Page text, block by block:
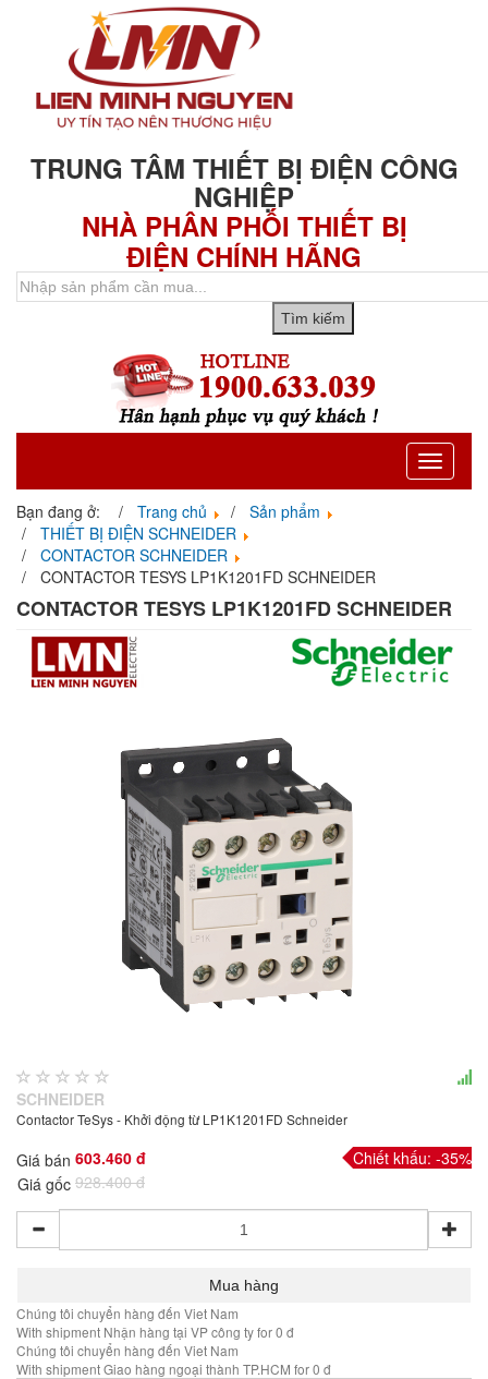
TRUNG TÂM THIẾT BỊ ĐIỆN CÔNG
NGHIỆP
NHÀ PHÂN PHỐI THIẾT BỊ
ĐIỆN CHÍNH HÃNG
Toggle
Bạn đang ở: Trang chủ
Sản phẩm
THIẾT BỊ ĐIỆN SCHNEIDER
CONTACTOR SCHNEIDER
CONTACTOR TESYS LP1K1201FD SCHNEIDER
CONTACTOR TESYS LP1K1201FD SCHNEIDER
SCHNEIDER
Contactor TeSys - Khởi động từ LP1K1201FD Schneider
Giá bán 603.460 đ
Giá gốc 928.400 đ
Chiết khấu: -35%
Chúng tôi chuyển hàng đến Viet Nam
With shipment Nhận hàng tại VP công ty for 0 đ
Chúng tôi chuyển hàng đến Viet Nam
With shipment Giao hàng ngoại thành TP.HCM for 0 đ